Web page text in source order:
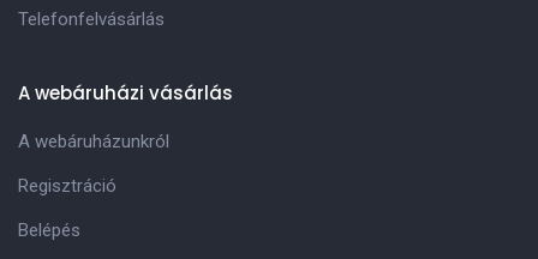
Telefonfelvásárlás
A webáruházi vásárlás
A webáruházunkról
Regisztráció
Belépés